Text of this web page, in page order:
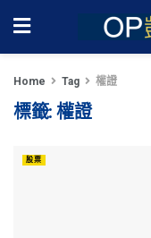
Home Tag 權證
標籤:權證
股票